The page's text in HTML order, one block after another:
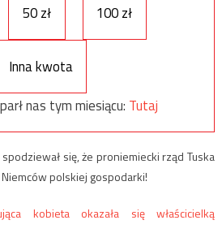
50 zł 100 zł
Inna kwota
nas tym miesiącu: Tutaj
spodziewał się, że proniemiecki rząd Tuska
polskiej gospodarki!
kobieta okazała się właścicielką